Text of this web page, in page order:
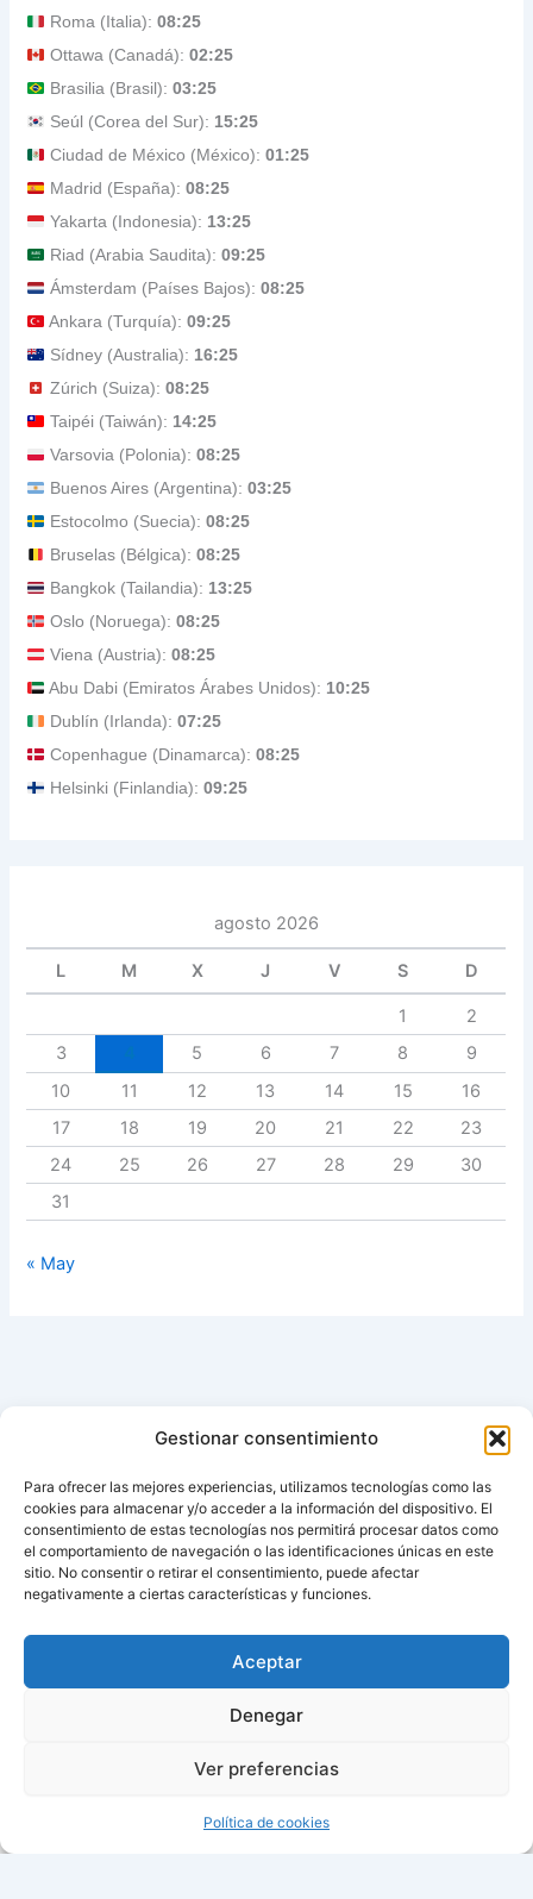
Gestionar consentimiento
Para ofrecer las mejores experiencias, utilizamos tecnologías como las
cookies para almacenar y/o acceder a la información del dispositivo. El
consentimiento de estas tecnologías nos permitirá procesar datos como
el comportamiento de navegación o las identificaciones únicas en este
sitio. No consentir o retirar el consentimiento, puede afectar
negativamente a ciertas características y funciones.
Aceptar
Denegar
Ver preferencias
Política de cookies
Roma (Italia):08:25
Ottawa (Canadá):02:25
Brasilia (Brasil):03:25
Seúl (Corea del Sur): 15:25
Ciudad de México (México):01:25
Madrid (España):08:25
Yakarta (Indonesia): 13:25
Riad (Arabia Saudita):09:25
Ámsterdam (Países Bajos):08:25
Ankara (Turquía):09:25
Sídney (Australia): 16:25
Zúrich (Suiza):08:25
Taipéi (Taiwán): 14:25
Varsovia (Polonia):08:25
Buenos Aires (Argentina):03:25
Estocolmo (Suecia):08:25
Bruselas (Bélgica):08:25
Bangkok (Tailandia): 13:25
Oslo (Noruega):08:25
Viena (Austria):08:25
Abu Dabi (Emiratos Árabes Unidos): 10:25
Dublín (Irlanda):07:25
Copenhague (Dinamarca):08:25
Helsinki (Finlandia):09:25
agosto 2026
L M X J V S D
1
2
3
5 6 7 8
9
10
11 12 13 14 15
16
17
18 19 20 21 22
23
24
25 26 27 28 29
30
31
« May
Contacto